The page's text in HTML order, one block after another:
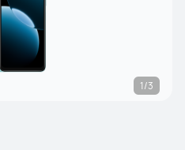
1/3